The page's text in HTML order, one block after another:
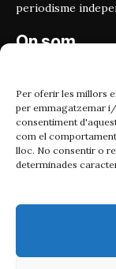
Per oferir les millors
per emmagatzemar
consentiment
com el
lloc. No consentir o
determinades
periodisme
On som
08010, Barcelona
Contacta'ns
Email:
Telèfon: